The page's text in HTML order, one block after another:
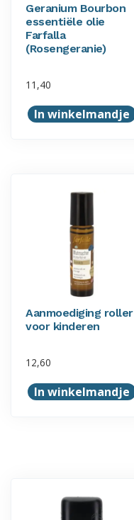
Geranium Bourbon
essentiële olie
Farfalla
(Rosengeranie)
11,40
In winkelmandje
Aanmoediging roller
voor kinderen
12,60
In winkelmandje